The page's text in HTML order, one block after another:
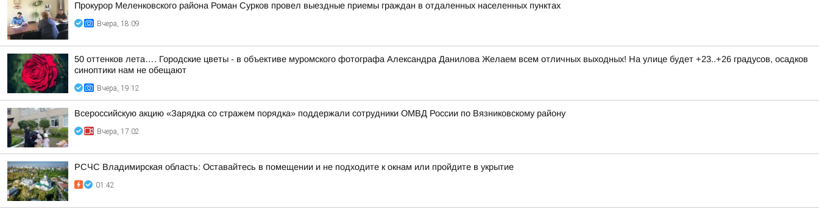
Прокурор Меленковского района Роман Сурков провел выездные приемы граждан в отдаленных населенных пунктах
Вчера, 18:09
50 оттенков лета…. Городские цветы - в объективе муромского фотографа Александра Данилова Желаем всем отличных выходных! На улице будет +23..+26 градусов, осадков
синоптики нам не обещают
Вчера, 19:12
Всероссийскую акцию «Зарядка со стражем порядка» поддержали сотрудники ОМВД России по Вязниковскому району
Вчера, 17:02
РСЧС Владимирская область: Оставайтесь в помещении и не подходите к окнам или пройдите в укрытие
01:42